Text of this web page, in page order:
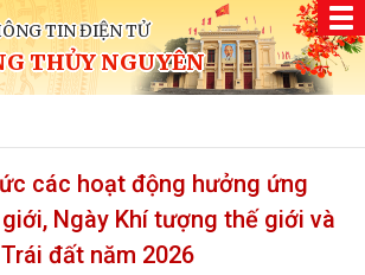
TIN ĐIỆN TỬ
THỦY NGUYÊN
các hoạt động hưởng ứng
Ngày Khí tượng thế giới và
đất năm 2026